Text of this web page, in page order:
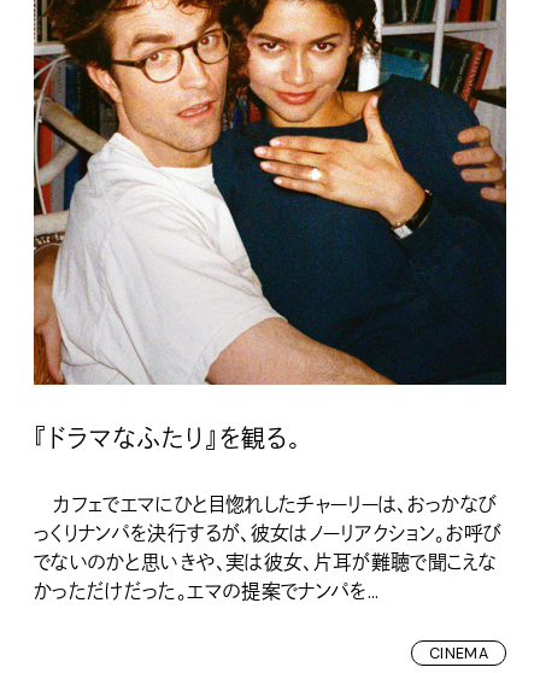
『ドラマなふたり』を観る。
カフェでエマにひと目惚れしたチャーリーは、おっかなび
っくりナンパを決行するが、彼女はノーリアクション。お呼び
でないのかと思いきや、実は彼女、片耳が難聴で聞こえな
かっただけだった。エマの提案でナンパを...
CINEMA